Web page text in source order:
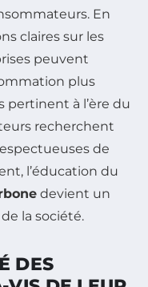
En
claires sur les
peuvent
plus
pertinent à l’ère du
recherchent
de
l’éducation du
devient un
la société.
DES